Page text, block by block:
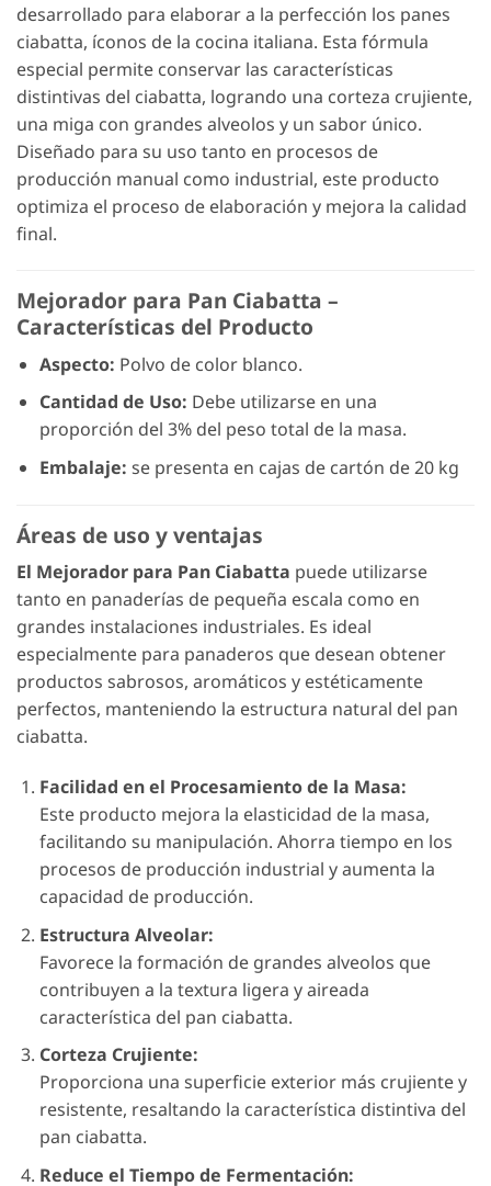
desarrollado para elaborar a la perfección los panes
ciabatta, íconos de la cocina italiana. Esta fórmula
especial permite conservar las características
distintivas del ciabatta, logrando una corteza crujiente,
una miga con grandes alveolos y un sabor único.
Diseñado para su uso tanto en procesos de
producción manual como industrial, este producto
optimiza el proceso de elaboración y mejora la calidad
final.
Mejorador para Pan Ciabatta –
Características del Producto
Aspecto: Polvo de color blanco.
Cantidad de Uso: Debe utilizarse en una
proporción del 3% del peso total de la masa.
Embalaje: se presenta en cajas de cartón de 20 kg
Áreas de uso y ventajas
El Mejorador para Pan Ciabatta puede utilizarse
tanto en panaderías de pequeña escala como en
grandes instalaciones industriales. Es ideal
especialmente para panaderos que desean obtener
productos sabrosos, aromáticos y estéticamente
perfectos, manteniendo la estructura natural del pan
ciabatta.
Facilidad en el Procesamiento de la Masa:
Este producto mejora la elasticidad de la masa,
facilitando su manipulación. Ahorra tiempo en los
procesos de producción industrial y aumenta la
capacidad de producción.
Estructura Alveolar:
Favorece la formación de grandes alveolos que
contribuyen a la textura ligera y aireada
característica del pan ciabatta.
Corteza Crujiente:
Proporciona una superficie exterior más crujiente y
resistente, resaltando la característica distintiva del
pan ciabatta.
Reduce el Tiempo de Fermentación: